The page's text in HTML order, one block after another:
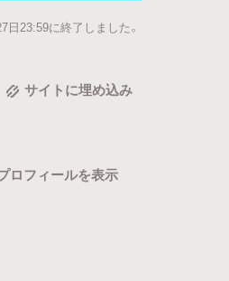
日23:59に終了しました。
サイトに埋め込み
ロフィールを表示